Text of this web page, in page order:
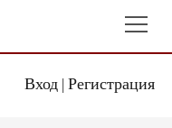
Вход| Регистрация